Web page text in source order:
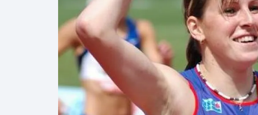
Dostihy
Florbal
Futsal
Golf